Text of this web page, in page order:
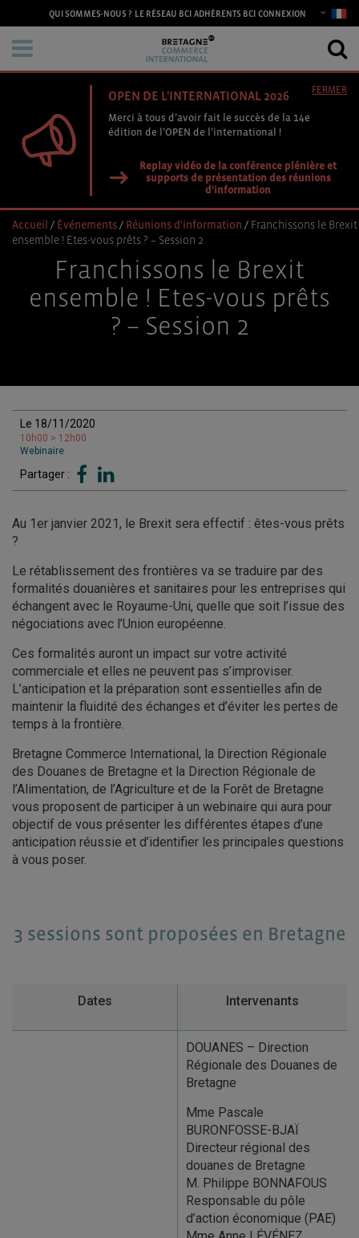
QUI SOMMES-NOUS ? LE RÉSEAU BCI ADHÉRENTS BCI CONNEXION
OPEN DE L'INTERNATIONAL 2026
Merci à tous d’avoir fait le succès de la 14e
édition de l’OPEN de l’international !
Replay vidéo de la conférence plénière et
supports de présentation des réunions
d'information
FERMER
Accueil / Événements/ Réunions d'information / Franchissons le Brexit
ensemble ! Etes-vous prêts ? – Session 2
Franchissons le Brexit
ensemble ! Etes-vous prêts
? – Session 2
Le 18/11/2020
10h00 > 12h00
Webinaire
Partager :
Au 1er janvier 2021, le Brexit sera effectif : êtes-vous prêts
?
Le rétablissement des frontières va se traduire par des
formalités douanières et sanitaires pour les entreprises qui
échangent avec le Royaume-Uni, quelle que soit l’issue des
négociations avec l’Union européenne.
Ces formalités auront un impact sur votre activité
commerciale et elles ne peuvent pas s’improviser.
L’anticipation et la préparation sont essentielles afin de
maintenir la fluidité des échanges et d’éviter les pertes de
temps à la frontière.
Bretagne Commerce International, la Direction Régionale
des Douanes de Bretagne et la Direction Régionale de
l’Alimentation, de l’Agriculture et de la Forêt de Bretagne
vous proposent de participer à un webinaire qui aura pour
objectif de vous présenter les différentes étapes d’une
anticipation réussie et d’identifier les principales questions
à vous poser.
3 sessions sont proposées en Bretagne
Dates Intervenants
DOUANES – Direction
Régionale des Douanes de
Bretagne
Mme Pascale
BURONFOSSE-BJAÏ
Directeur régional des
douanes de Bretagne
M. Philippe BONNAFOUS
Responsable du pôle
d’action économique (PAE)